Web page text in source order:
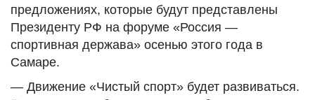
предложениях, которые будут представлены
Президенту РФ на форуме «Россия —
спортивная держава» осенью этого года в
Самаре.
— Движение «Чистый спорт» будет развиваться.